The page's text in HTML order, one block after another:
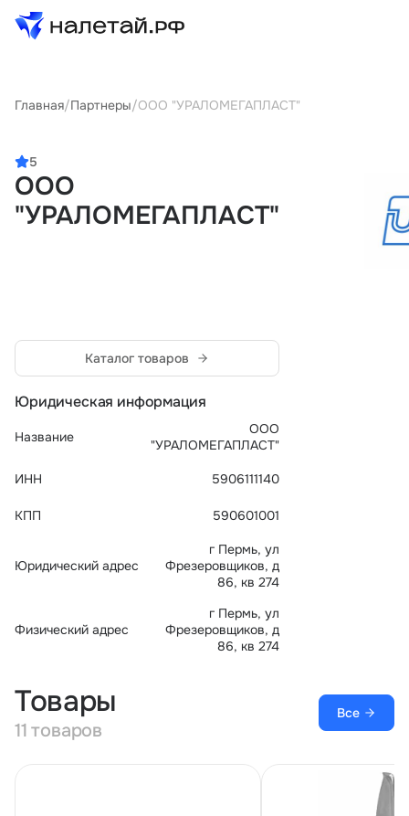
Товары
Сервисы
Поставщикам
Государственные программы
Новости и аналитика
info@naletai.su
Главная/Партнеры/ООО "УРАЛОМЕГАПЛАСТ"
5
ООО
"УРАЛОМЕГАПЛАСТ"
Каталог товаров
Юридическая информация
Название
ООО
"УРАЛОМЕГАПЛАСТ"
ИНН 5906111140
КПП 590601001
Юридический адрес
г Пермь, ул
Фрезеровщиков, д
86, кв 274
Физический адрес
г Пермь, ул
Фрезеровщиков, д
86, кв 274
Товары
11 товаров
Все